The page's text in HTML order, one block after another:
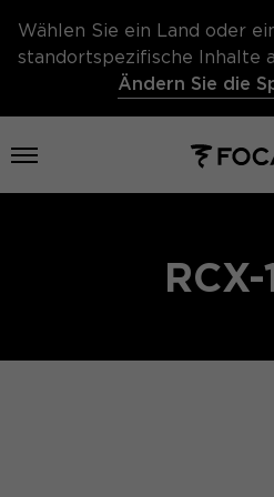
Wählen Sie ein Land oder
standortspezifische Inhalte
Ändern Sie die
Menü öffnen